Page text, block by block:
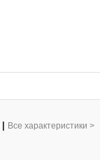
Все характеристики >